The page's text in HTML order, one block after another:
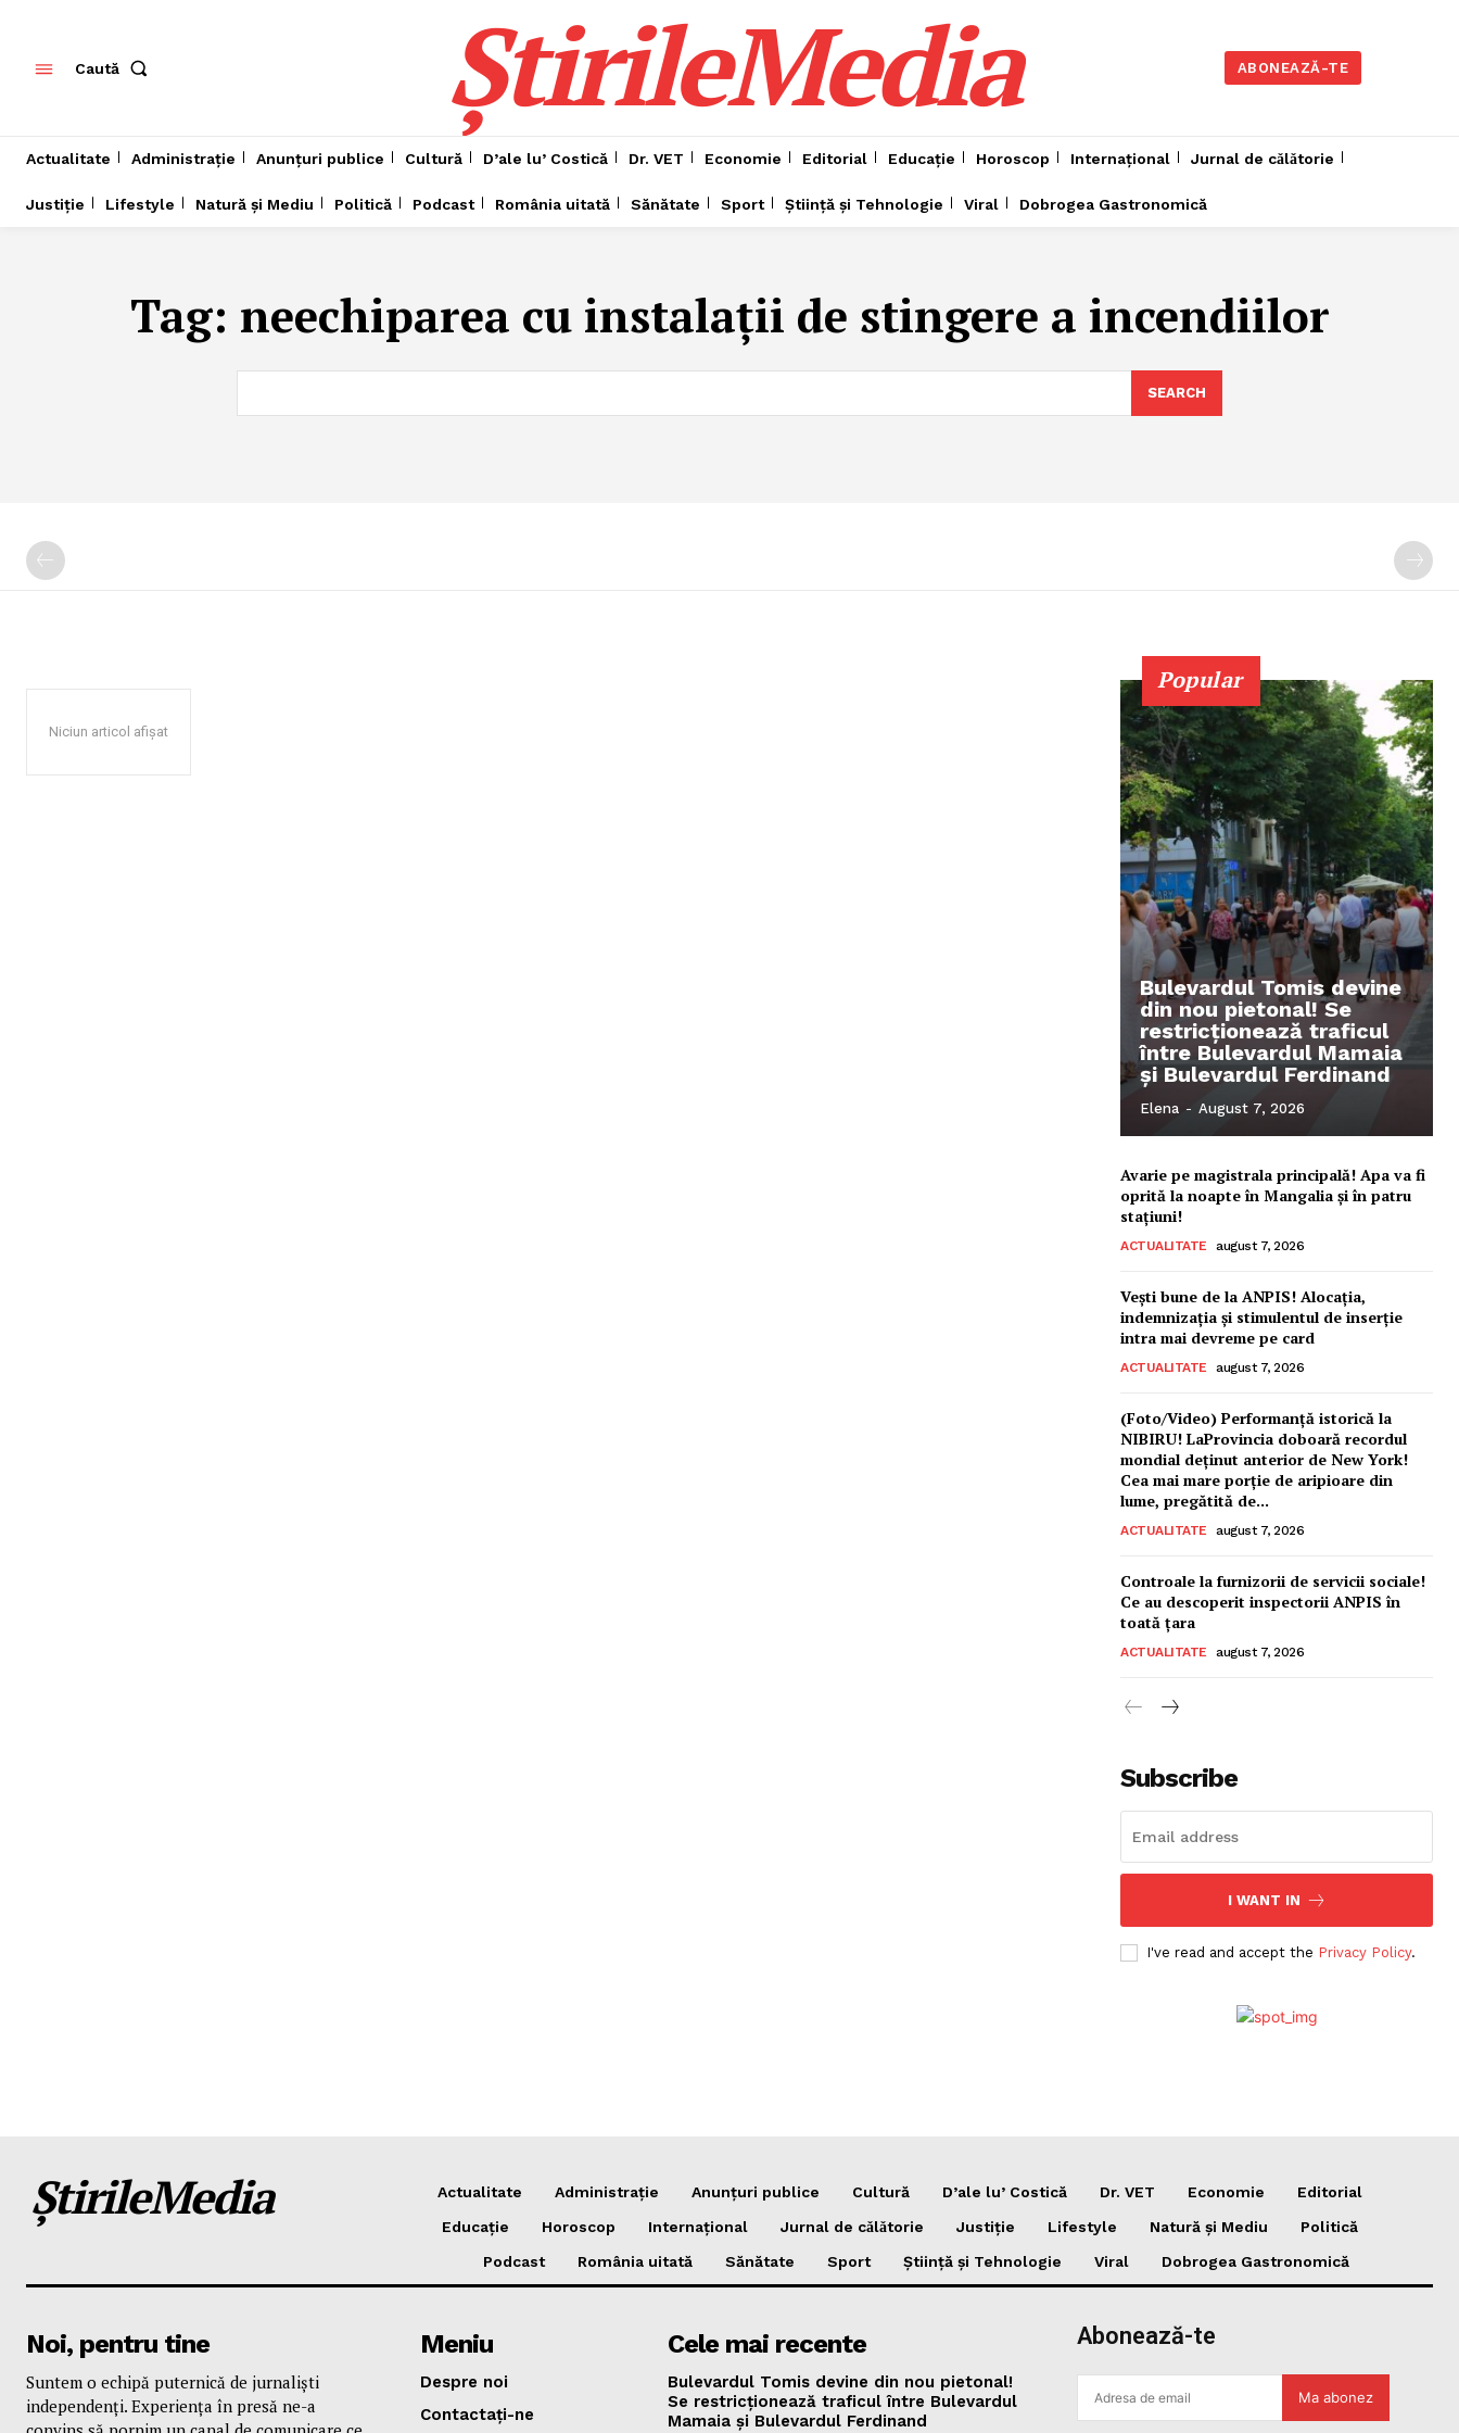
Caută ȘtirileMedia ABONEAZĂ-TE
Actualitate Administrație Anunțuri publice Cultură D’ale lu’ Costică Dr. VET Economie Editorial Educație Horoscop Internațional Jurnal de cǎlǎtorie
Justiție Lifestyle Natură și Mediu Politică Podcast România uitată Sănătate Sport Știință și Tehnologie Viral Dobrogea Gastronomică
Tag: neechiparea cu instalaţii de stingere a incendiilor
SEARCH
Niciun articol afișat
Popular
Bulevardul Tomis devine
din nou pietonal! Se
restricționează traficul
între Bulevardul Mamaia
și Bulevardul Ferdinand
Elena - August 7, 2026
Avarie pe magistrala principală! Apa va fi
oprită la noapte în Mangalia și în patru
stațiuni!
ACTUALITATE august 7, 2026
Vești bune de la ANPIS! Alocația,
indemnizația și stimulentul de inserție
intra mai devreme pe card
ACTUALITATE august 7, 2026
(Foto/Video) Performanță istorică la
NIBIRU! LaProvincia doboară recordul
mondial deținut anterior de New York!
Cea mai mare porție de aripioare din
lume, pregătită de...
ACTUALITATE august 7, 2026
Controale la furnizorii de servicii sociale!
Ce au descoperit inspectorii ANPIS în
toată țara
ACTUALITATE august 7, 2026
Subscribe
I WANT IN
I've read and accept the Privacy Policy.
ȘtirileMedia Actualitate Administrație Anunțuri publice Cultură D’ale lu’ Costică Dr. VET Economie
Editorial
Educație
Horoscop Internațional Jurnal de cǎlǎtorie Justiție Lifestyle Natură și Mediu
Politică
Podcast
România uitată Sănătate Sport Știință și Tehnologie Viral Dobrogea Gastronomică
Noi, pentru tine
Suntem o echipă puternică de jurnaliști
independenți. Experiența în presă ne-a
Meniu
Despre noi
Contactați-ne
Cele mai recente
Bulevardul Tomis devine din nou pietonal!
Se restricționează traficul între Bulevardul
Mamaia și Bulevardul Ferdinand
Abonează-te
Ma abonez